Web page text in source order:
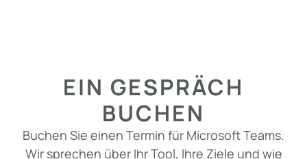
EIN GESPRÄCH
BUCHEN
Buchen Sie einen Termin für Microsoft Teams.
Wir sprechen über Ihr Tool, Ihre Ziele und wie